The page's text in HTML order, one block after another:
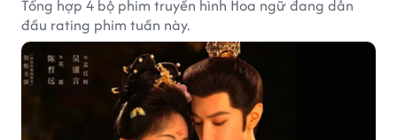
Tổng hợp 4 bộ phim truyền hình Hoa ngữ đang dẫn
đầu rating phim tuần này.